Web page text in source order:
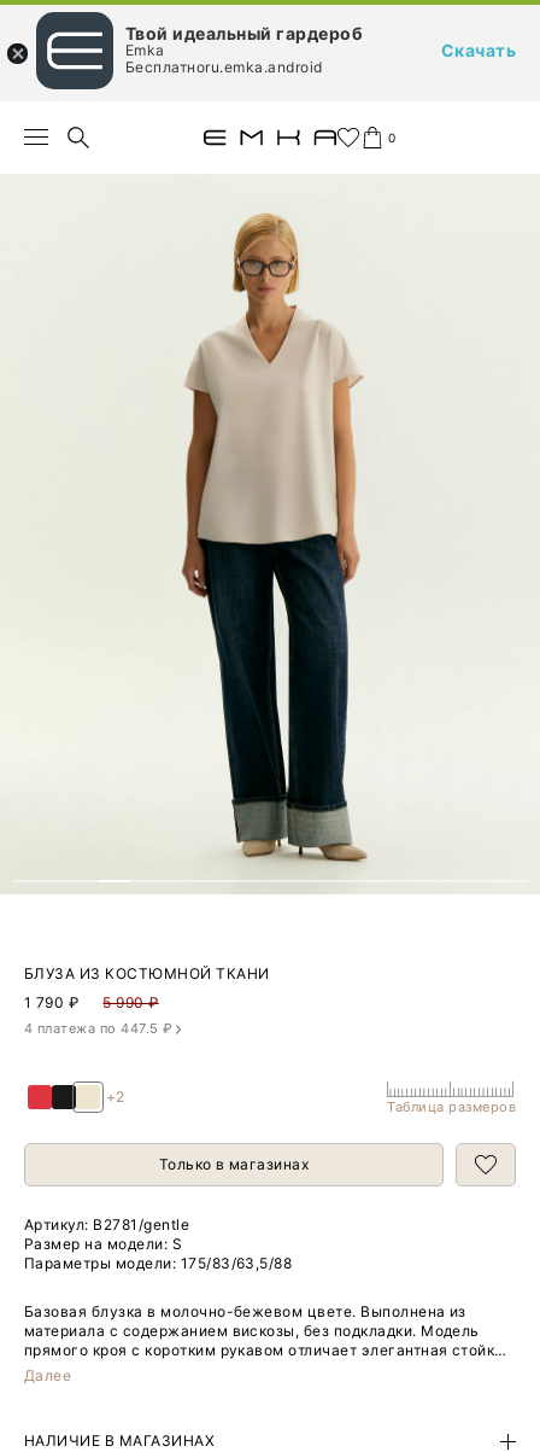
0
БЛУЗА ИЗ КОСТЮМНОЙ ТКАНИ
1 790 ₽ 5 990 ₽
4 платежа по 447.5 ₽
+2
Таблица размеров
Только в магазинах
Артикул: B2781/gentle
Размер на модели: S
Параметры модели: 175/83/63,5/88
Базовая блузка в молочно-бежевом цвете. Выполнена из
материала с содержанием вискозы, без подкладки. Модель
прямого кроя с коротким рукавом отличает элегантная стойка,
переходящая в небольшой и изящный V-образный вырез. Внизу
по бокам изделия располагаются аккуратные разрезы. Длина
Далее
НАЛИЧИЕ В МАГАЗИНАХ
Твой идеальный гардероб
Emka
Бесплатноru.emka.android
Скачать